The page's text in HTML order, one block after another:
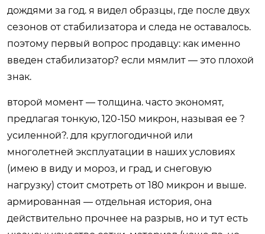
дождями за год. я видел образцы, где после двух
сезонов от стабилизатора и следа не оставалось.
поэтому первый вопрос продавцу: как именно
введен стабилизатор? если мямлит — это плохой
знак.
второй момент — толщина. часто экономят,
предлагая тонкую, 120-150 микрон, называя ее ?
усиленной?. для круглогодичной или
многолетней эксплуатации в наших условиях
(имею в виду и мороз, и град, и снеговую
нагрузку) стоит смотреть от 180 микрон и выше.
армированная — отдельная история, она
действительно прочнее на разрыв, но и тут есть